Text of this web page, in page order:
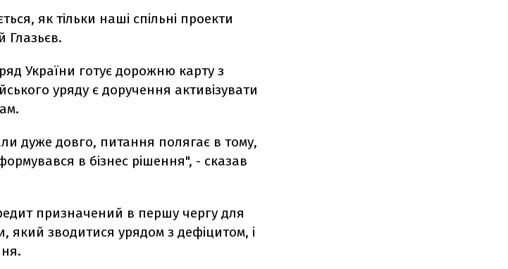
як тільки наші спільні проекти
Глазьєв.
України готує дорожню карту з
уряду є доручення активізувати
дуже довго, питання полягає в тому,
в бізнес рішення", - сказав
призначений в першу чергу для
який зводитися урядом з дефіцитом, і